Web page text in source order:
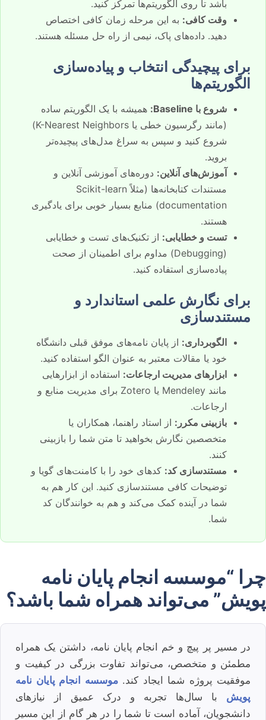
باشد تا روی الگوریتم‌ها تمرکز کنید.
وقت کافی: به این مرحله زمان کافی اختصاص
دهید. داده‌های پاک، نیمی از راه حل مسئله هستند.
برای پیچیدگی انتخاب و پیاده‌سازی
الگوریتم‌ها
شروع با Baseline:
همیشه با یک الگوریتم ساده
(مانند رگرسیون خطی یا K-Nearest Neighbors)
شروع کنید و سپس به سراغ مدل‌های پیچیده‌تر
بروید.
آموزش‌های آنلاین: دوره‌های آموزشی آنلاین و
مستندات کتابخانه‌ها (مثلاً Scikit-learn
documentation) منابع بسیار خوبی برای یادگیری
هستند.
تست و خطایابی: از تکنیک‌های تست و خطایابی
(Debugging) مداوم برای اطمینان از صحت
پیاده‌سازی استفاده کنید.
برای نگارش علمی استاندارد و
مستندسازی
الگوبرداری: از پایان نامه‌های موفق قبلی دانشگاه
خود یا مقالات معتبر به عنوان الگو استفاده کنید.
ابزارهای مدیریت ارجاعات: استفاده از ابزارهایی
مانند Mendeley یا Zotero برای مدیریت منابع و
ارجاعات.
بازبینی مکرر: از استاد راهنما، همکاران یا
متخصصین نگارش بخواهید تا متن شما را بازبینی
کنند.
مستندسازی کد: کدهای خود را با کامنت‌های گویا و
توضیحات کافی مستندسازی کنید. این کار هم به
شما در آینده کمک می‌کند و هم به خوانندگان کد
شما.
چرا “موسسه انجام پایان نامه
پویش” می‌تواند همراه شما باشد؟
در مسیر پر پیچ و خم انجام پایان نامه، داشتن یک همراه
مطمئن و متخصص، می‌تواند تفاوت بزرگی در کیفیت و
موفقیت پروژه شما ایجاد کند.موسسه انجام پایان نامه
پویش با سال‌ها تجربه و درک عمیق از نیازهای
دانشجویان، آماده است تا شما را در هر گام از این مسیر